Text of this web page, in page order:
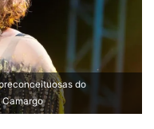
do
Camargo